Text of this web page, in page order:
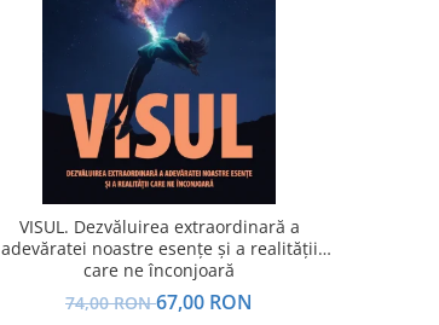
VISUL. Dezvăluirea extraordinară a
adevăratei noastre esențe și a realității
care ne înconjoară
74,00 RON67,00 RON